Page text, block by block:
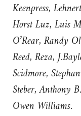
Keenpress,
Horst Luz, Luis
O’Rear, Randy
Reed, Reza,
Scidmore,
Steber, Anthony
Owen Williams.